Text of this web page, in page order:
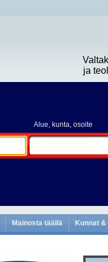
ja
Alue, kunta, osoite
Mainosta täällä Kunnat